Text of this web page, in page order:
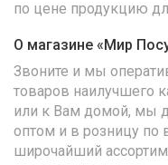
по цене продукцию
О магазине «Мир
Звоните и мы
товаров наилучшего
или к Вам домой, мы
оптом и в розницу по
широчайший